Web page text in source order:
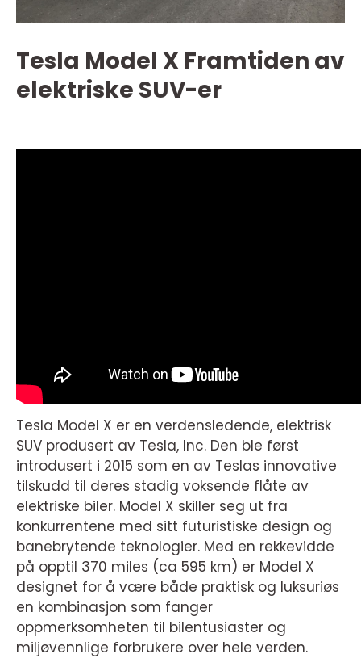
Tesla Model X Framtiden av
elektriske SUV-er
Tesla Model X er en verdensledende, elektrisk
SUV produsert av Tesla, Inc. Den ble først
introdusert i 2015 som en av Teslas innovative
tilskudd til deres stadig voksende flåte av
elektriske biler. Model X skiller seg ut fra
konkurrentene med sitt futuristiske design og
banebrytende teknologier. Med en rekkevidde
på opptil 370 miles (ca 595 km) er Model X
designet for å være både praktisk og luksuriøs
en kombinasjon som fanger
oppmerksomheten til bilentusiaster og
miljøvennlige forbrukere over hele verden.